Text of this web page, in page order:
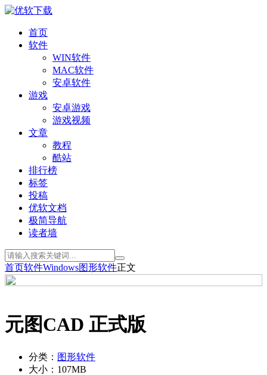
首页
软件
WIN软件
MAC软件
安卓软件
游戏
安卓游戏
游戏视频
文章
教程
酷站
排行榜
标签
投稿
优软文档
极简导航
读者墙
首页软件Windows图形软件正文
元图CAD 正式版
分类： 图形软件
大小： 107MB